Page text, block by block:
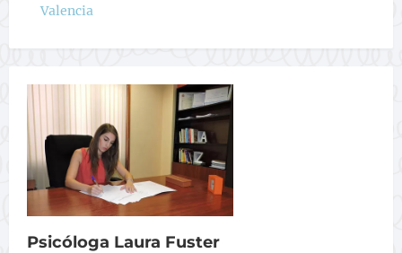
Valencia
Psicóloga Laura Fuster